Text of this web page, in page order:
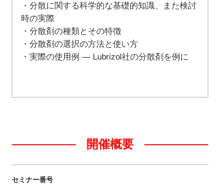
・分散に関する科学的な基礎的知識、また検討
時の実際
・分散剤の種類とその特徴
・分散剤の選択の方法と使い方
・実際の使用例 ― Lubrizol社の分散剤を例に
開催概要
セミナー番号